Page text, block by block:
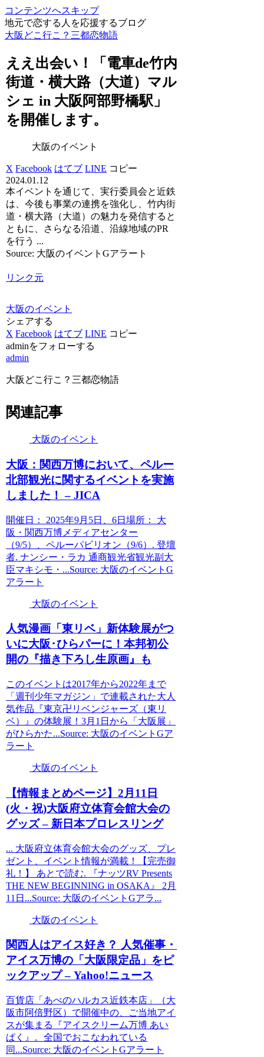
コンテンツへスキップ
地元で恋する人を応援するブログ
大阪どこ行こ？三都恋物語
ええ出会い！「電車de竹内
街道・横大路（大道）マル
シェ in 大阪 阿部野橋駅」
を開催します。
大阪のイベント
X Facebook はてブ LINE コピー
2024.01.12
本イベントを通じて、実行委員会と近鉄
は、今後も事業の連携を強化し、竹内街
道・横大路（大道）の魅力を発信すると
ともに、さらなる沿道、沿線地域のPR
を行う ...
Source: 大阪のイベントGアラート
リンク元
大阪のイベント
シェアする
X Facebook はてブ LINE コピー
adminをフォローする
admin
大阪どこ行こ？三都恋物語
関連記事
大阪のイベント
大阪 ：関西万博において、ペルー
北部観光に関するイベント を実施
しました！ – JICA
開催日： 2025年9月5日、6日場所： 大
阪・関西万博メディアセンター
（9/5）、ペルーパビリオン（9/6）. 登壇
者. ナンシー・ラカ 通商観光省観光副大
臣マキシモ・...Source: 大阪のイベントG
アラート
大阪のイベント
人気漫画「東リベ」新体験展がつ
いに大阪･ひらパーに！本邦初公
開の『描き下ろし生原画』も
このイベントは2017年から2022年まで
「週刊少年マガジン」で連載された大人
気作品『東京卍リベンジャーズ（東リ
ベ）』の体験展！3月1日から「大阪展」
がひらかた...Source: 大阪のイベントGア
ラート
大阪のイベント
【情報まとめページ】2月11日
(火・祝)大阪府立体育会館大会の
グッズ – 新日本プロレスリング
... 大阪府立体育会館大会のグッズ、プレ
ゼント、イベント情報が満載！【完売御
礼！】 あとで読む. 『ナッツRV Presents
THE NEW BEGINNING in OSAKA』 2月
11日...Source: 大阪のイベントGアラ...
大阪のイベント
関西人はアイス好き？ 人気催事・
アイス万博の「 大阪限定品」をピ
ックアップ – Yahoo!ニュース
百貨店「あべのハルカス近鉄本店」（大
阪市阿倍野区）で開催中の、ご当地アイ
スが集まる『アイスクリーム万博 あい
ぱく』。全国でおこなわれている
同...Source: 大阪のイベントGアラート